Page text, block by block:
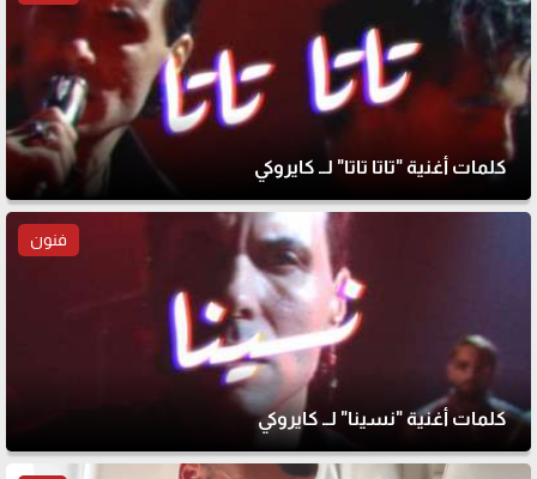
كلمات أغنية "تاتا تاتا" لــ كايروكي
فنون
كلمات أغنية "نسينا" لــ كايروكي